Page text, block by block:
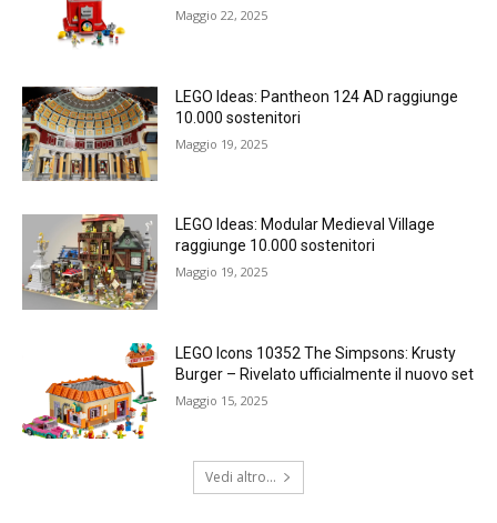
Maggio 22, 2025
LEGO Ideas: Pantheon 124 AD raggiunge
10.000 sostenitori
Maggio 19, 2025
LEGO Ideas: Modular Medieval Village
raggiunge 10.000 sostenitori
Maggio 19, 2025
LEGO Icons 10352 The Simpsons: Krusty
Burger – Rivelato ufficialmente il nuovo set
Maggio 15, 2025
Vedi altro...